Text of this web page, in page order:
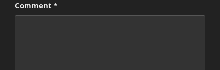
Comment *